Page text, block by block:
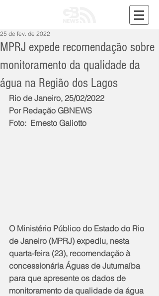
MPRJ expede recomendação sobre
monitoramento da qualidade da
água na Região dos Lagos
25 de fev. de 2022
Rio de Janeiro, 25/02/2022
Por Redação GBNEWS
Foto:  Ernesto Galiotto
O Ministério Público do Estado do Rio
de Janeiro (MPRJ) expediu, nesta
quarta-feira (23), recomendação à
concessionária Águas de Juturnaíba
para que apresente os dados de
monitoramento da qualidade da água